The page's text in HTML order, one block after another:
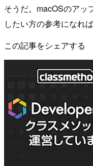
そうだ。macOSのアッ
したい方の参考になれ
この記事をシェアする